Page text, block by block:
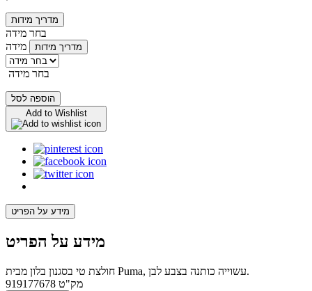
מדריך מידות
בחר מידה
מידה
מדריך מידות
בחר מידה
הוספה לסל
Add to Wishlist
מידע על הפריט
מידע על הפריט
חולצת טי בסגנון בלון מבית Puma, עשוייה כותנה בצבע לבן.
מק"ט 919177678